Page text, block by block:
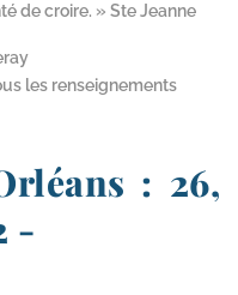
de croire. » Ste Jeanne
les renseignements
: 26,
-